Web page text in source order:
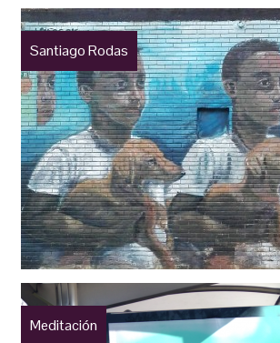
Santiago Rodas
Meditación